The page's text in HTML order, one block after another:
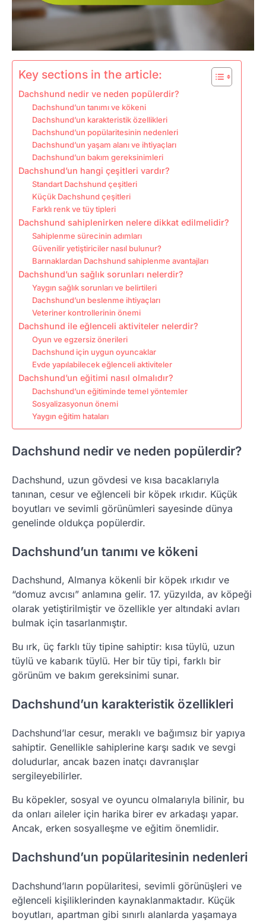
Key sections in the article:
Dachshund nedir ve neden popülerdir?
Dachshund’un tanımı ve kökeni
Dachshund’un karakteristik özellikleri
Dachshund’un popülaritesinin nedenleri
Dachshund’un yaşam alanı ve ihtiyaçları
Dachshund’un bakım gereksinimleri
Dachshund’un hangi çeşitleri vardır?
Standart Dachshund çeşitleri
Küçük Dachshund çeşitleri
Farklı renk ve tüy tipleri
Dachshund sahiplenirken nelere dikkat edilmelidir?
Sahiplenme sürecinin adımları
Güvenilir yetiştiriciler nasıl bulunur?
Barınaklardan Dachshund sahiplenme avantajları
Dachshund’un sağlık sorunları nelerdir?
Yaygın sağlık sorunları ve belirtileri
Dachshund’un beslenme ihtiyaçları
Veteriner kontrollerinin önemi
Dachshund ile eğlenceli aktiviteler nelerdir?
Oyun ve egzersiz önerileri
Dachshund için uygun oyuncaklar
Evde yapılabilecek eğlenceli aktiviteler
Dachshund’un eğitimi nasıl olmalıdır?
Dachshund’un eğitiminde temel yöntemler
Sosyalizasyonun önemi
Yaygın eğitim hataları
Dachshund nedir ve neden popülerdir?
Dachshund, uzun gövdesi ve kısa bacaklarıyla
tanınan, cesur ve eğlenceli bir köpek ırkıdır. Küçük
boyutları ve sevimli görünümleri sayesinde dünya
genelinde oldukça popülerdir.
Dachshund’un tanımı ve kökeni
Dachshund, Almanya kökenli bir köpek ırkıdır ve
“domuz avcısı” anlamına gelir. 17. yüzyılda, av köpeği
olarak yetiştirilmiştir ve özellikle yer altındaki avları
bulmak için tasarlanmıştır.
Bu ırk, üç farklı tüy tipine sahiptir: kısa tüylü, uzun
tüylü ve kabarık tüylü. Her bir tüy tipi, farklı bir
görünüm ve bakım gereksinimi sunar.
Dachshund’un karakteristik özellikleri
Dachshund’lar cesur, meraklı ve bağımsız bir yapıya
sahiptir. Genellikle sahiplerine karşı sadık ve sevgi
doludurlar, ancak bazen inatçı davranışlar
sergileyebilirler.
Bu köpekler, sosyal ve oyuncu olmalarıyla bilinir, bu
da onları aileler için harika birer ev arkadaşı yapar.
Ancak, erken sosyalleşme ve eğitim önemlidir.
Dachshund’un popülaritesinin nedenleri
Dachshund’ların popülaritesi, sevimli görünüşleri ve
eğlenceli kişiliklerinden kaynaklanmaktadır. Küçük
boyutları, apartman gibi sınırlı alanlarda yaşamaya